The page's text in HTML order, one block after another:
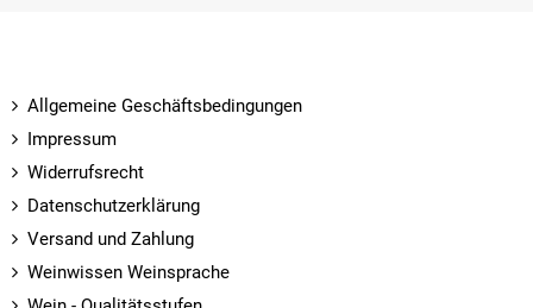
Allgemeine Geschäftsbedingungen
Impressum
Widerrufsrecht
Datenschutzerklärung
Versand und Zahlung
Weinwissen Weinsprache